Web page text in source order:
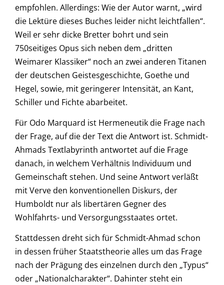
empfohlen. Allerdings: Wie der Autor warnt, „wird
die Lektüre dieses Buches leider nicht leichtfallen“.
Weil er sehr dicke Bretter bohrt und sein
750seitiges Opus sich neben dem „dritten
Weimarer Klassiker“ noch an zwei anderen Titanen
der deutschen Geistesgeschichte, Goethe und
Hegel, sowie, mit geringerer Intensität, an Kant,
Schiller und Fichte abarbeitet.
Für Odo Marquard ist Hermeneutik die Frage nach
der Frage, auf die der Text die Antwort ist. Schmidt-
Ahmads Textlabyrinth antwortet auf die Frage
danach, in welchem Verhältnis Individuum und
Gemeinschaft stehen. Und seine Antwort verläßt
mit Verve den konventionellen Diskurs, der
Humboldt nur als libertären Gegner des
Wohlfahrts- und Versorgungsstaates ortet.
Stattdessen dreht sich für Schmidt-Ahmad schon
in dessen früher Staatstheorie alles um das Frage
nach der Prägung des einzelnen durch den „Typus“
oder „Nationalcharakter“. Dahinter steht ein